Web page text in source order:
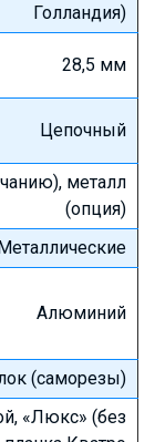
Голландия)
28,5 мм
Цепочный
металл
(опция)
Алюминий
(саморезы)
«Люкс» (без